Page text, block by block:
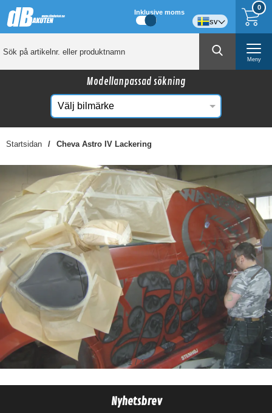
0
Inklusive moms
sv
Meny
Modellanpassad sökning
Startsidan Cheva Astro IV Lackering
Kanske någon av dessa produkter kan intressera
dig?
Deaf Bonce Machete 20mm2 OFC (Svart)
☓
1/4
Nyhetsbrev